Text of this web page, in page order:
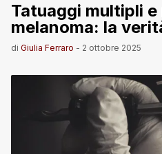
Tatuaggi multipli
melanoma: la
di Giulia Ferraro - 2 ottobre 2025